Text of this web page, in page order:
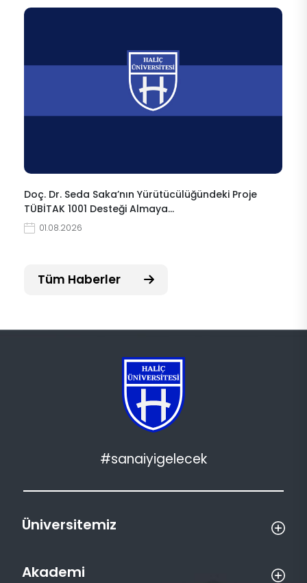
Doç. Dr. Seda Saka’nın Yürütücülüğündeki Proje
TÜBİTAK 1001 Desteği Almaya…
01.08.2026
Tüm Haberler
#sanaiyigelecek
Üniversitemiz
Akademi